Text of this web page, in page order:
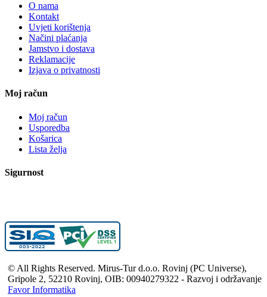
O nama
Kontakt
Uvjeti korištenja
Načini plaćanja
Jamstvo i dostava
Reklamacije
Izjava o privatnosti
Moj račun
Moj račun
Usporedba
Košarica
Lista želja
Sigurnost
© All Rights Reserved. Mirus-Tur d.o.o. Rovinj (PC Universe),
Gripole 2, 52210 Rovinj, OIB: 00940279322 - Razvoj i održavanje
Favor Informatika